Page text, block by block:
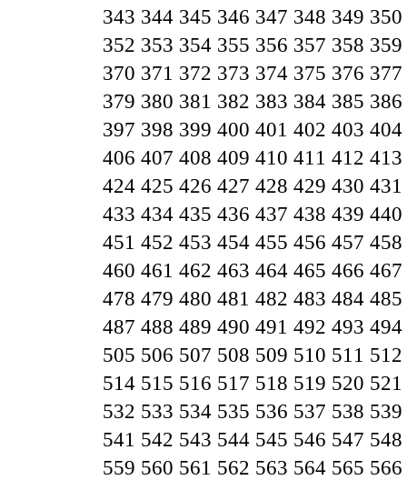
343 344 345 346 347 348 349 350
352 353 354 355 356 357 358 359
370 371 372 373 374 375 376 377
379 380 381 382 383 384 385 386
397 398 399 400 401 402 403 404
406 407 408 409 410 411 412 413
424 425 426 427 428 429 430 431
433 434 435 436 437 438 439 440
451 452 453 454 455 456 457 458
460 461 462 463 464 465 466 467
478 479 480 481 482 483 484 485
487 488 489 490 491 492 493 494
505 506 507 508 509 510 511 512
514 515 516 517 518 519 520 521
532 533 534 535 536 537 538 539
541 542 543 544 545 546 547 548
559 560 561 562 563 564 565 566